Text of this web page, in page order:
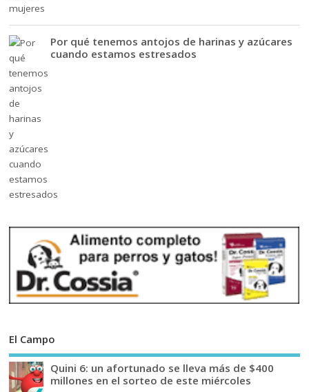
Por qué tenemos antojos de harinas y azúcares
cuando estamos estresados
El Campo
Quini 6: un afortunado se lleva más de $400
millones en el sorteo de este miércoles